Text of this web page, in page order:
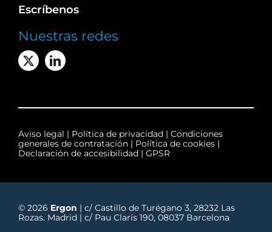
Escríbenos
Nuestras redes
Aviso legal | Política de privacidad | Condiciones
generales de contratación| Política de cookies|
Declaración de accesibilidad| GPSR
© 2026 Ergon | c/ Castillo de Turégano 3, 28232 Las
Rozas. Madrid | c/ Pau Clarís 190, 08037 Barcelona